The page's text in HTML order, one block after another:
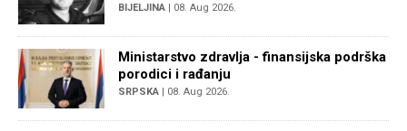
BIJELJINA | 08. Aug 2026.
Ministarstvo zdravlja - finansijska podrška
porodici i rađanju
SRPSKA | 08. Aug 2026.